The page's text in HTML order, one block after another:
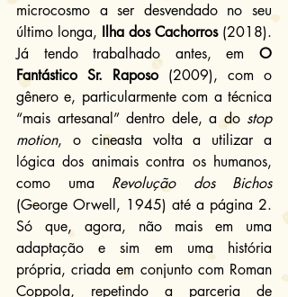
microcosmo a ser desvendado no seu
último longa, Ilha dos Cachorros (2018).
Já tendo trabalhado antes, em O
Fantástico Sr. Raposo (2009), com o
gênero e, particularmente com a técnica
“mais artesanal” dentro dele, a do stop
motion, o cineasta volta a utilizar a
lógica dos animais contra os humanos,
como uma Revolução dos Bichos
(George Orwell, 1945) até a página 2.
Só que, agora, não mais em uma
adaptação e sim em uma história
própria, criada em conjunto com Roman